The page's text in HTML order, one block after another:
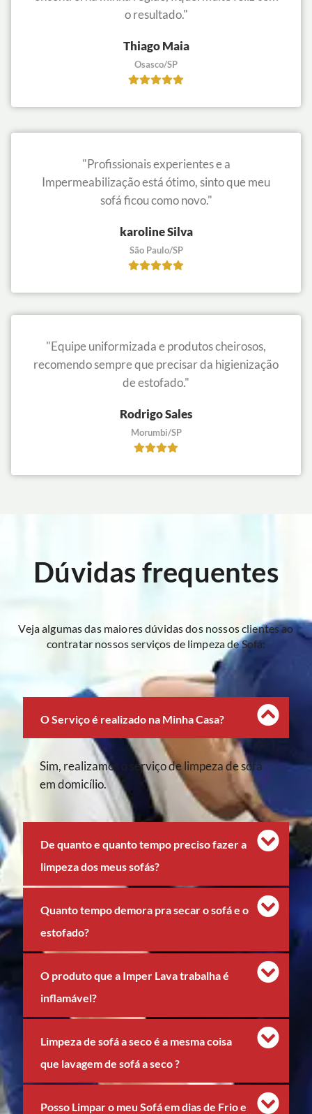
o resultado."
Thiago Maia
Osasco/SP
"Profissionais experientes e a
Impermeabilização está ótimo, sinto que meu
sofá ficou como novo."
karoline Silva
São Paulo/SP
"Equipe uniformizada e produtos cheirosos,
recomendo sempre que precisar da higienização
de estofado."
Rodrigo Sales
Morumbi/SP
Dúvidas frequentes
Veja algumas das maiores dúvidas dos nossos clientes ao
contratar nossos serviços de limpeza de Sofá:
O Serviço é realizado na Minha Casa?
Sim, realizamos o serviço de limpeza de sofá
em domicílio.
De quanto e quanto tempo preciso fazer a
limpeza dos meus sofás?
Quanto tempo demora pra secar o sofá e o
estofado?
O produto que a Imper Lava trabalha é
inflamável?
Limpeza de sofá a seco é a mesma coisa
que lavagem de sofá a seco ?
Posso Limpar o meu Sofá em dias de Frio e